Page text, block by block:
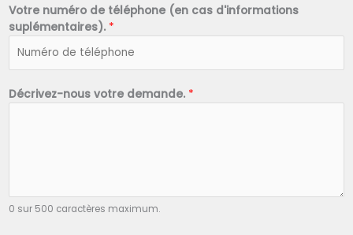
Votre numéro de téléphone (en cas d'informations
suplémentaires). *
Décrivez-nous votre demande. *
0 sur 500 caractères maximum.